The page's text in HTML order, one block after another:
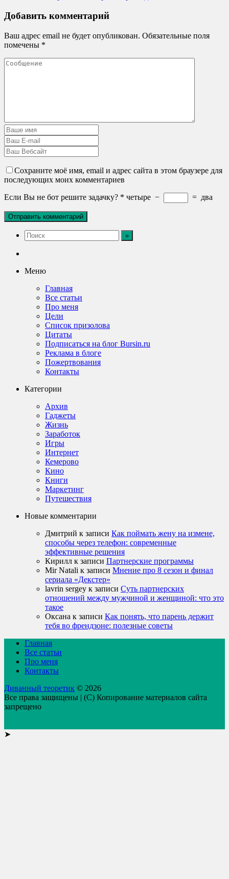
Добавить комментарий
Ваш адрес email не будет опубликован. Обязательные поля
помечены *
Сохраните моё имя, email и адрес сайта в этом браузере для
последующих моих комментариев
Если Вы не бот решите задачку? * четыре − = два
Меню
Главная
Все статьи
Про меня
Цели
Список призолова
Цитаты
Подписаться на блог Bursin.ru
Реклама в блоге
Пожертвования
Контакты
Категории
Архив
Гаджеты
Жизнь
Заработок
Игры
Интернет
Кемерово
Кино
Книги
Маркетинг
Путешествия
Новые комментарии
Дмитрий к записи Как поймать жену на измене,
способы через телефон: современные
эффективные решения
Кирилл к записи Партнерские программы
Mir Natali к записи Мнение про 8 сезон и финал
сериала «Декстер»
lavrin sergey к записи Суть партнерских
отношений между мужчиной и женщиной: что это
такое
Оксана к записи Как понять, что парень держит
тебя во френдзоне: полезные советы
Главная
Все статьи
Про меня
Контакты
Диванный теоретик © 2026
Все права защищены | (C) Копирование материалов сайта
запрещено
➤